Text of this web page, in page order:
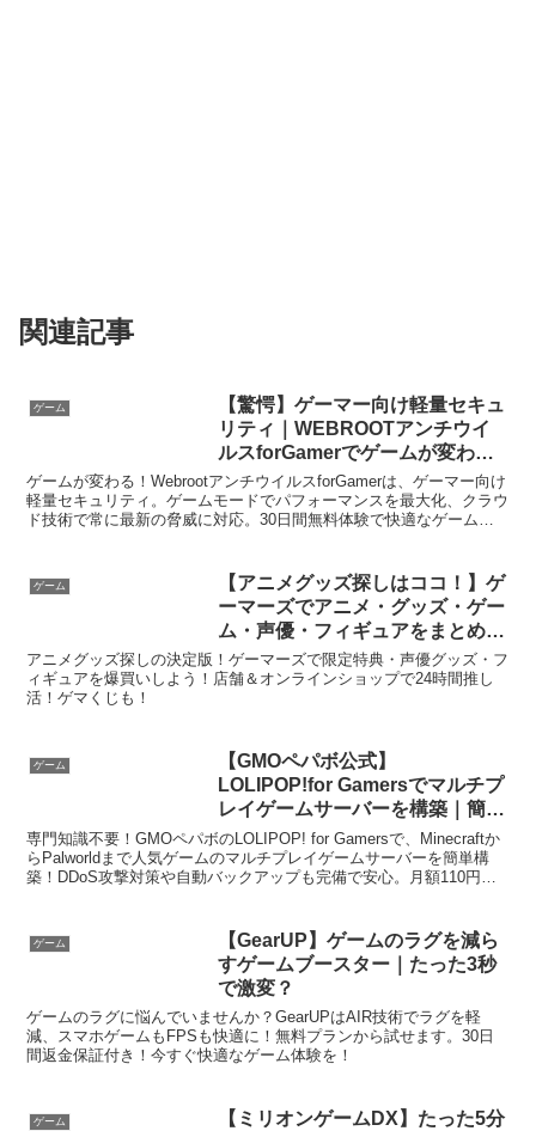
関連記事
ゲーム
【驚愕】ゲーマー向け軽量セキュ
リティ｜WEBROOTアンチウイ
ルスforGamerでゲームが変わる
【快適】
ゲームが変わる！WebrootアンチウイルスforGamerは、ゲーマー向け
軽量セキュリティ。ゲームモードでパフォーマンスを最大化、クラウ
ド技術で常に最新の脅威に対応。30日間無料体験で快適なゲームラ
ゲーム
【アニメグッズ探しはココ！】ゲ
ーマーズでアニメ・グッズ・ゲー
ム・声優・フィギュアをまとめて
爆買いして後悔しない方法
アニメグッズ探しの決定版！ゲーマーズで限定特典・声優グッズ・フ
ィギュアを爆買いしよう！店舗＆オンラインショップで24時間推し
活！ゲマくじも！
ゲーム
【GMOペパボ公式】
LOLIPOP!for Gamersでマルチプ
レイゲームサーバーを構築｜簡単
すぎて笑える！
専門知識不要！GMOペパボのLOLIPOP! for Gamersで、Minecraftか
らPalworldまで人気ゲームのマルチプレイゲームサーバーを簡単構
築！DDoS攻撃対策や自動バックアップも完備で安心。月額110円か
ゲーム
【GearUP】ゲームのラグを減ら
すゲームブースター｜たった3秒
で激変？
ゲームのラグに悩んでいませんか？GearUPはAIR技術でラグを軽
減、スマホゲームもFPSも快適に！無料プランから試せます。30日
間返金保証付き！今すぐ快適なゲーム体験を！
ゲーム
【ミリオンゲームDX】たった5分